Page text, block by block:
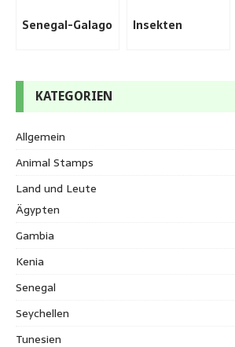
Senegal-Galago Insekten
KATEGORIEN
Allgemein
Animal Stamps
Land und Leute
Ägypten
Gambia
Kenia
Senegal
Seychellen
Tunesien